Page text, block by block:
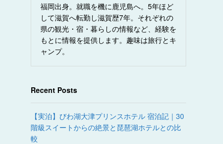
福岡出身。就職を機に鹿児島へ。5年ほど
して滋賀へ転勤し滋賀歴7年。それぞれの
県の観光・宿・暮らしの情報など、経験を
もとに情報を提供します。趣味は旅行とキ
ャンプ。
Recent Posts
【実泊】びわ湖大津プリンスホテル 宿泊記｜30
階級スイートからの絶景と琵琶湖ホテルとの比
較